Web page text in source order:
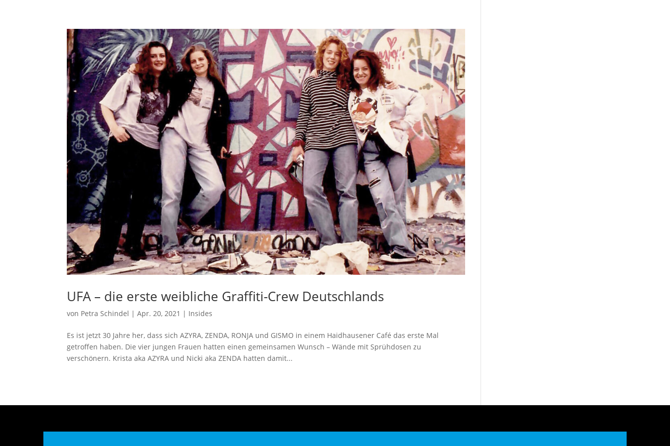
UFA – die erste weibliche Graffiti-Crew Deutschlands
von Petra Schindel |Apr. 20, 2021 | Insides
Es ist jetzt 30 Jahre her, dass sich AZYRA, ZENDA, RONJA und GISMO in einem Haidhausener Café das erste Mal
getroffen haben. Die vier jungen Frauen hatten einen gemeinsamen Wunsch – Wände mit Sprühdosen zu
verschönern. Krista aka AZYRA und Nicki aka ZENDA hatten damit...